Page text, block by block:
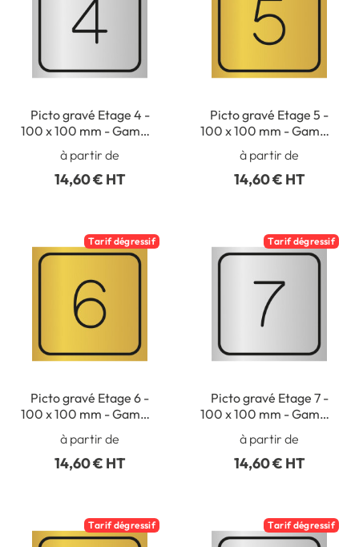
Picto gravé Etage 4 -
100 x 100 mm - Gamme
à partir de
14,60 € HT
Picto gravé Etage 5 -
100 x 100 mm - Gamme
à partir de
14,60 € HT
Tarif dégressif
Picto gravé Etage 6 -
100 x 100 mm - Gamme
à partir de
14,60 € HT
Tarif dégressif
Picto gravé Etage 7 -
100 x 100 mm - Gamme
à partir de
14,60 € HT
Tarif dégressif Tarif dégressif